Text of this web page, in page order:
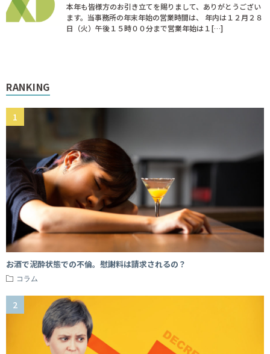
本年も皆様方のお引き立てを賜りまして、ありがとうござい
ます。当事務所の年末年始の営業時間は、 年内は１２月２８
日（火）午後１５時００分まで営業年始は１[…]
RANKING
お酒で泥酔状態での不倫。慰謝料は請求されるの？
コラム